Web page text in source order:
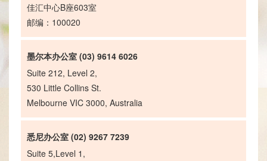
佳汇中心B座603室
邮编：100020
墨尔本办公室 (03) 9614 6026
Suite 212, Level 2,
530 Little Collins St.
Melbourne VIC 3000, Australia
悉尼办公室 (02) 9267 7239
Suite 5,Level 1,